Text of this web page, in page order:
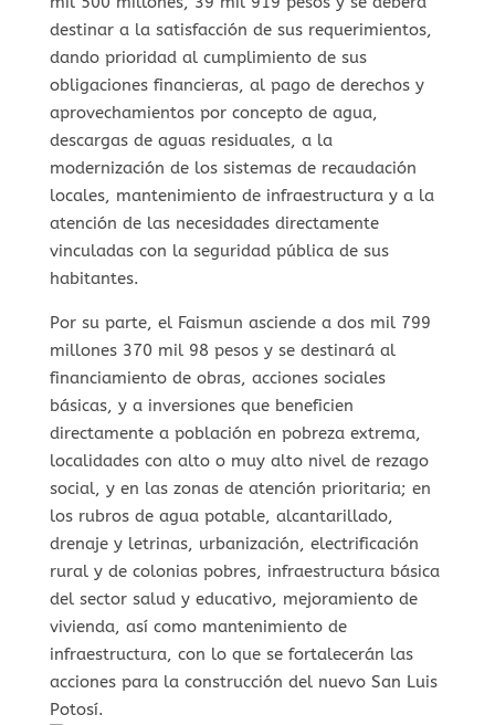
destinar a la satisfacción de sus requerimientos,
dando prioridad al cumplimiento de sus
obligaciones financieras, al pago de derechos y
aprovechamientos por concepto de agua,
descargas de aguas residuales, a la
modernización de los sistemas de recaudación
locales, mantenimiento de infraestructura y a la
atención de las necesidades directamente
vinculadas con la seguridad pública de sus
habitantes.
Por su parte, el Faismun asciende a dos mil 799
millones 370 mil 98 pesos y se destinará al
financiamiento de obras, acciones sociales
básicas, y a inversiones que beneficien
directamente a población en pobreza extrema,
localidades con alto o muy alto nivel de rezago
social, y en las zonas de atención prioritaria; en
los rubros de agua potable, alcantarillado,
drenaje y letrinas, urbanización, electrificación
rural y de colonias pobres, infraestructura básica
del sector salud y educativo, mejoramiento de
vivienda, así como mantenimiento de
infraestructura, con lo que se fortalecerán las
acciones para la construcción del nuevo San Luis
Potosí.